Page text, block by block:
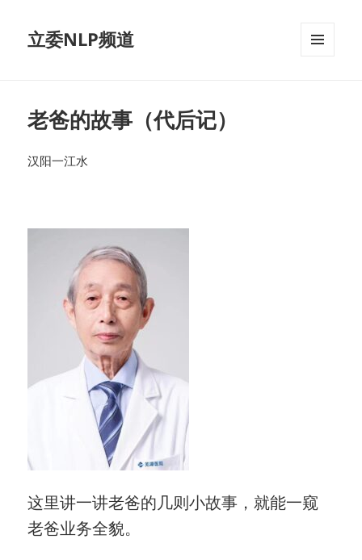
立委NLP频道
老爸的故事（代后记）
汉阳一江水
这里讲一讲老爸的几则小故事，就能一窥
老爸业务全貌。